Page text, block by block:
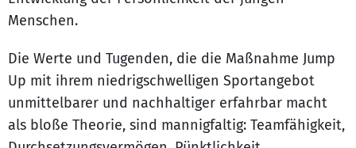
Menschen.
Die Werte und Tugenden, die die Maßnahme Jump
Up mit ihrem niedrigschwelligen Sportangebot
unmittelbarer und nachhaltiger erfahrbar macht
als bloße Theorie, sind mannigfaltig: Teamfähigkeit,